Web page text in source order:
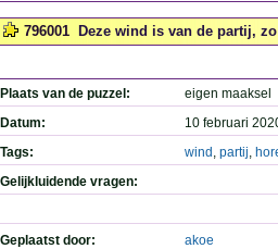
796001 Deze wind is van de partij,
Plaats van de puzzel:
eigen maaksel
Datum:
10 februari
Tags:
wind , partij,
Gelijkluidende vragen:
Geplaatst door: akoe